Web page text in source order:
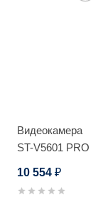
Видеокамера
ST-V5601 PRO
10 554 ₽